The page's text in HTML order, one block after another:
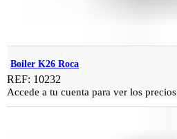
Boiler K26 Roca
REF: 10232
Accede a tu cuenta para ver los precios